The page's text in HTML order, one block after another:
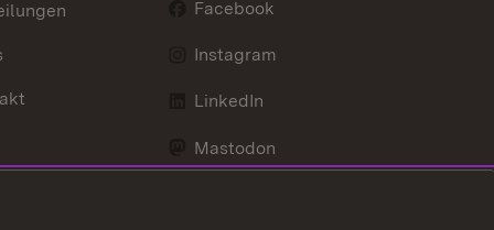
Facebook
Instagram
LinkedIn
Mastodon